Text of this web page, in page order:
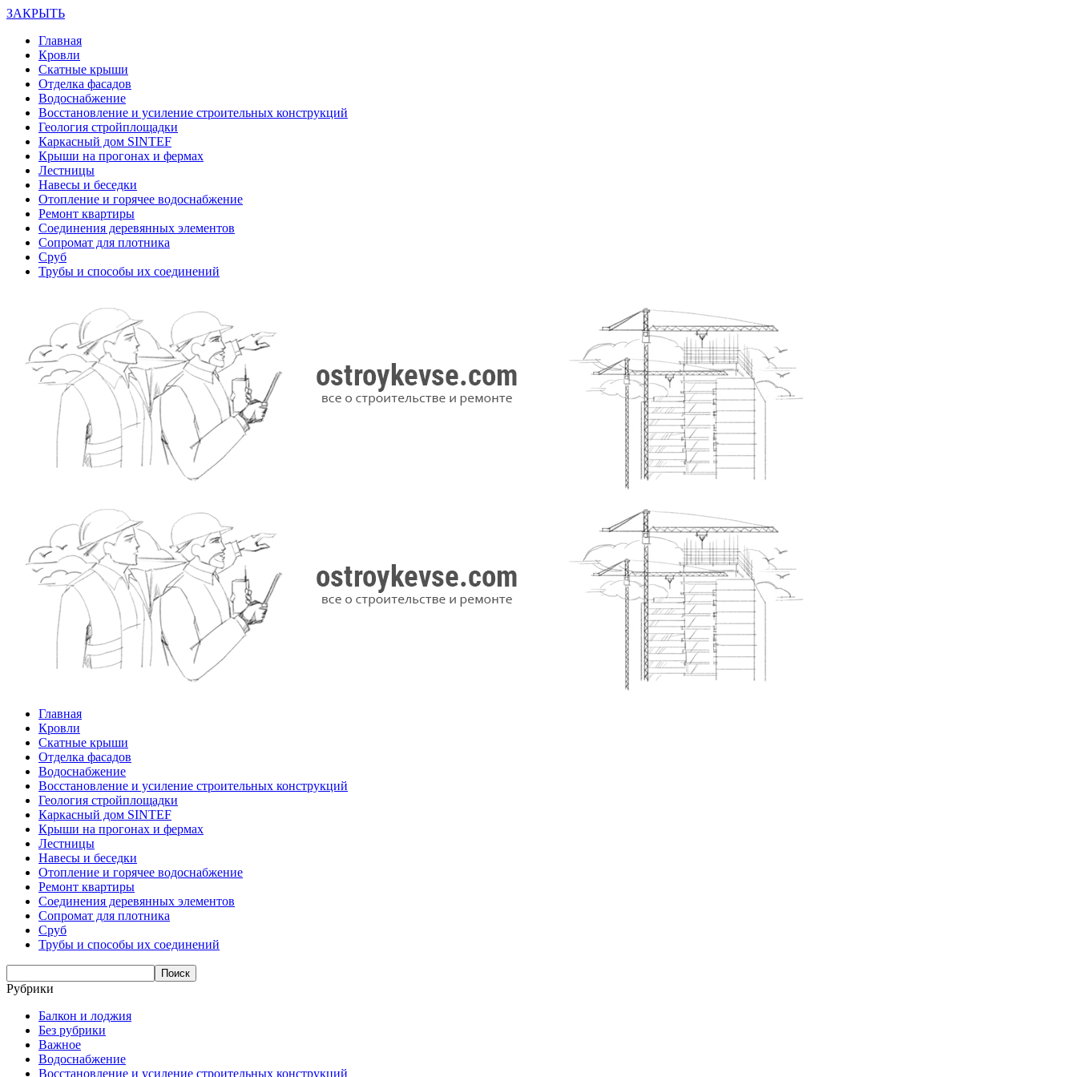
ЗАКРЫТЬ
Главная
Кровли
Скатные крыши
Отделка фасадов
Водоснабжение
Восстановление и усиление строительных конструкций
Геология стройплощадки
Каркасный дом SINTEF
Крыши на прогонах и фермах
Лестницы
Навесы и беседки
Отопление и горячее водоснабжение
Ремонт квартиры
Соединения деревянных элементов
Сопромат для плотника
Сруб
Трубы и способы их соединений
Главная
Кровли
Скатные крыши
Отделка фасадов
Водоснабжение
Восстановление и усиление строительных конструкций
Геология стройплощадки
Каркасный дом SINTEF
Крыши на прогонах и фермах
Лестницы
Навесы и беседки
Отопление и горячее водоснабжение
Ремонт квартиры
Соединения деревянных элементов
Сопромат для плотника
Сруб
Трубы и способы их соединений
Рубрики
Балкон и лоджия
Без рубрики
Важное
Водоснабжение
Восстановление и усиление строительных конструкций